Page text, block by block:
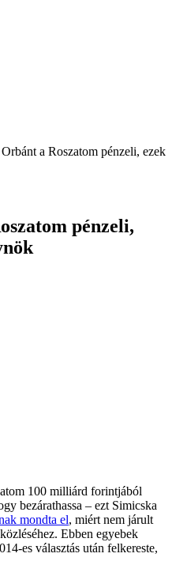
a Roszatom pénzeli, ezek
pénzeli,
100 milliárd forintjából
bezárathassa – ezt Simicska
mondta el, miért nem járult
Ebben egyebek
es választás után felkereste,